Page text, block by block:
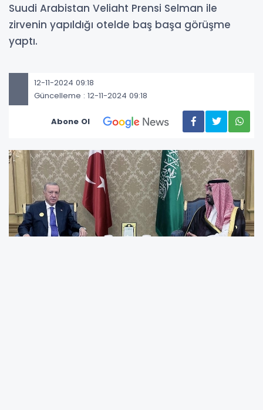
Suudi Arabistan Veliaht Prensi Selman ile
zirvenin yapıldığı otelde baş başa görüşme
yaptı.
12-11-2024 09:18
Güncelleme : 12-11-2024 09:18
Abone Ol